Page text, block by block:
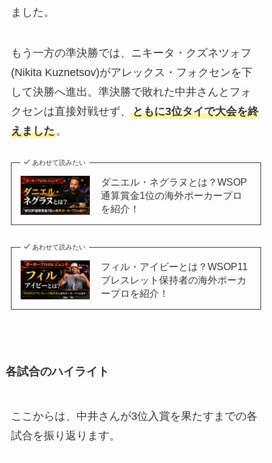
ました。
もう一方の準決勝では、ニキータ・クズネツォフ
(Nikita Kuznetsov)がアレックス・フォクセンを下
して決勝へ進出。準決勝で敗れた中井さんとフォ
クセンは直接対戦せず、 ともに3位タイで大会を終
えました。
あわせて読みたい
ダニエル・ネグラヌとは？WSOP
通算賞金1位の海外ポーカープロ
を紹介！
あわせて読みたい
フィル・アイビーとは？WSOP11
ブレスレット保持者の海外ポーカ
ープロを紹介！
各試合のハイライト
ここからは、中井さんが3位入賞を果たすまでの各
試合を振り返ります。